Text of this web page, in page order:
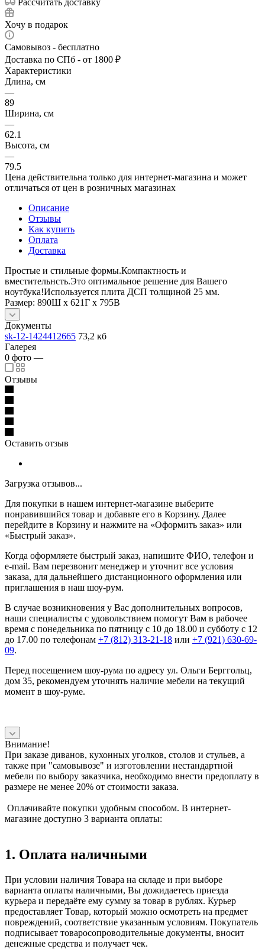
Хочу в подарок
Самовывоз - бесплатно
Доставка по СПб - от 1800 ₽
Характеристики
Длина, см
—
89
Ширина, см
—
62.1
Высота, см
—
79.5
Цена действительна только для интернет-магазина и может
отличаться от цен в розничных магазинах
Описание
Отзывы
Как купить
Оплата
Доставка
Простые и стильные формы.Компактность и
вместительнсть.Это оптимальное решение для Вашего
ноутбука!​Используется плита ДСП толщиной 25 мм.
Размер: 890Ш x 621Г x 795В
Документы
sk-12-1424412665 73,2 кб
Галерея
0 фото —
Отзывы
Оставить отзыв
Загрузка отзывов...
Для покупки в нашем интернет-магазине выберите
понравившийся товар и добавьте его в Корзину. Далее
перейдите в Корзину и нажмите на «Оформить заказ» или
«Быстрый заказ».
Когда оформляете быстрый заказ, напишите ФИО, телефон и
e-mail. Вам перезвонит менеджер и уточнит все условия
заказа, для дальнейшего дистанционного оформления или
приглашения в наш шоу-рум.
В случае возникновения у Вас дополнительных вопросов,
наши специалисты с удовольствием помогут Вам в рабочее
время с понедельника по пятницу с 10 до 18.00 и субботу с 12
до 17.00 по телефонам +7 (812) 313-21-18 или +7 (921) 630-69-
09.
Перед посещением шоу-рума по адресу ул. Ольги Берггольц,
дом 35, рекомендуем уточнять наличие мебели на текущий
момент в шоу-руме.
Внимание!
При заказе диванов, кухонных уголков, столов и стульев, а
также при "самовывозе" и изготовлении нестандартной
мебели по выбору заказчика, необходимо внести предоплату в
размере не менее 20% от стоимости заказа.
Оплачивайте покупки удобным способом. В интернет-
магазине доступно 3 варианта оплаты:
1. Оплата наличными
При условии наличия Товара на складе и при выборе
варианта оплаты наличными, Вы дожидаетесь приезда
курьера и передаёте ему сумму за товар в рублях. Курьер
предоставляет Товар, который можно осмотреть на предмет
повреждений, соответствие указанным условиям. Покупатель
подписывает товаросопроводительные документы, вносит
денежные средства и получает чек.